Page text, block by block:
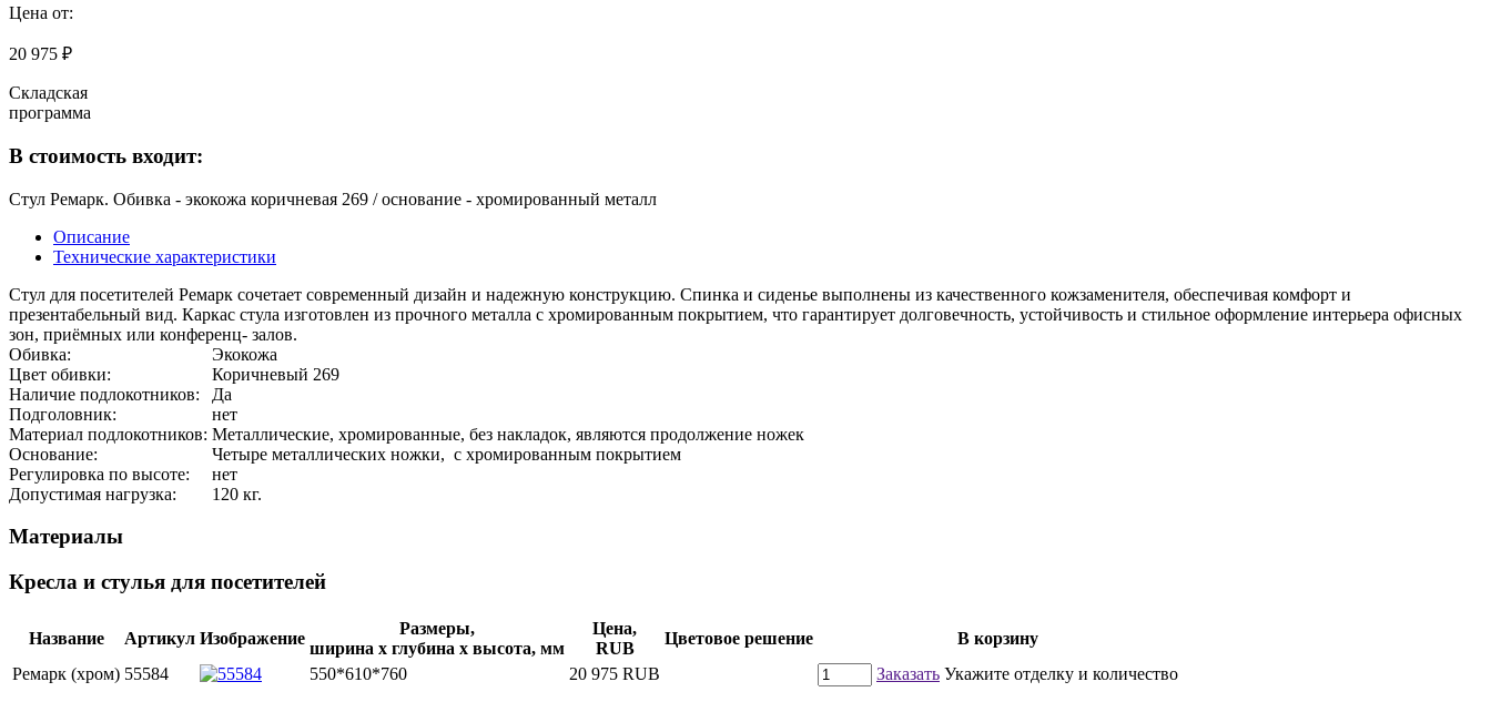
Цена от:
20 975 ₽
Складская
программа
В стоимость входит:
Стул Ремарк. Обивка - экокожа коричневая 269 / основание - хромированный металл
Описание
Технические характеристики
Стул для посетителей Ремарк сочетает современный дизайн и надежную конструкцию. Спинка и сиденье выполнены из качественного кожзаменителя, обеспечивая комфорт и
презентабельный вид. Каркас стула изготовлен из прочного металла с хромированным покрытием, что гарантирует долговечность, устойчивость и стильное оформление интерьера офисных
зон, приёмных или конференц- залов.
Обивка:
Экокожа
Цвет обивки:
Коричневый 269
Наличие подлокотников:
Да
Подголовник:
нет
Материал подлокотников: Металлические, хромированные, без накладок, являются продолжение ножек
Основание:
Четыре металлических ножки, с хромированным покрытием
Регулировка по высоте:
нет
Допустимая нагрузка:
120 кг.
Материалы
Кресла и стулья для посетителей
Название Артикул Изображение
Размеры,
ширина х глубина х высота, мм
Цена,
RUB
Цветовое решение
В корзину
Ремарк (хром) 55584 550*610*760 20 975 RUB Заказать Укажите отделку и количество